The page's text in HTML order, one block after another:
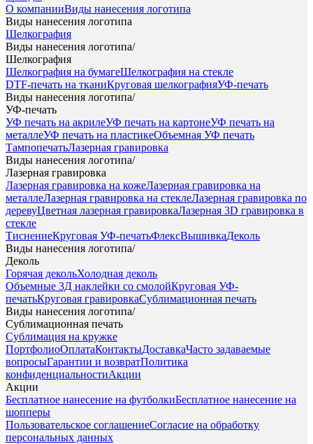
О компанииВиды нанесения логотипа
Виды нанесения логотипа
Шелкография
Виды нанесения логотипа/
Шелкография
Шелкография на бумагеШелкография на стекле
DTF-печать на тканиКруговая шелкографияУФ-печать
Виды нанесения логотипа/
УФ-печать
УФ печать на акрилеУФ печать на картонеУФ печать на
металлеУФ печать на пластикеОбъемная УФ печать
ТампопечатьЛазерная гравировка
Виды нанесения логотипа/
Лазерная гравировка
Лазерная гравировка на кожеЛазерная гравировка на
металлеЛазерная гравировка на стеклеЛазерная гравировка по
деревуЦветная лазерная гравировкаЛазерная 3D гравировка в
стекле
ТиснениеКруговая УФ-печатьФлексВышивкаДеколь
Виды нанесения логотипа/
Деколь
Горячая декольХолодная деколь
Объемные 3Д наклейки со смолойКруговая УФ-
печатьКруговая гравировкаСублимационная печать
Виды нанесения логотипа/
Сублимационная печать
Сублимация на кружке
ПортфолиоОплатаКонтактыДоставкаЧасто задаваемые
вопросыГарантии и возвратПолитика
конфиденциальностиАкции
Акции
Бесплатное нанесение на футболкиБесплатное нанесение на
шопперы
Пользовательское соглашениеСогласие на обработку
персональных данных